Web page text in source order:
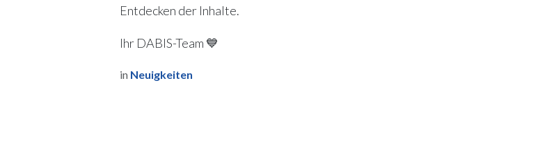
Entdecken der Inhalte.
Ihr DABIS-Team 💙
in Neuigkeiten